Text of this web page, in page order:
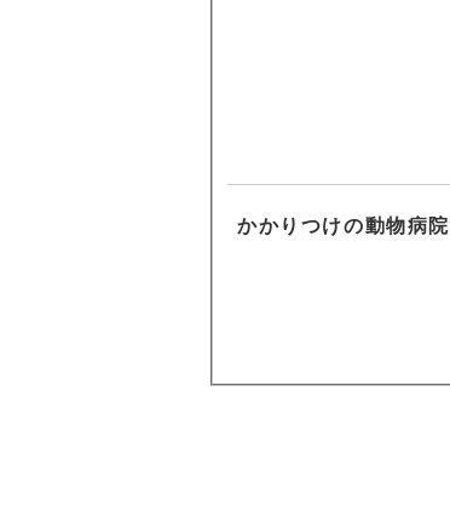
かかりつけの動物病院